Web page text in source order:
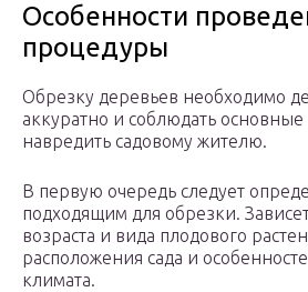
Особенности
процедуры
Обрезку деревьев необходимо
аккуратно и соблюдать
навредить садовому жителю.
В первую очередь следует
подходящим для обрезки.
возраста и вида плодового
расположения сада и
климата.